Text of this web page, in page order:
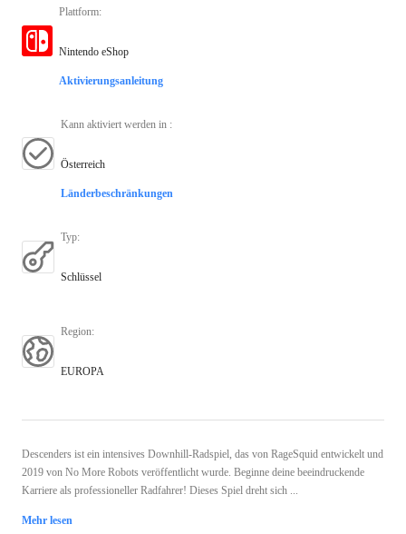
Plattform:
Nintendo eShop
Aktivierungsanleitung
Kann aktiviert werden in :
Österreich
Länderbeschränkungen
Typ:
Schlüssel
Region:
EUROPA
Descenders ist ein intensives Downhill-Radspiel, das von RageSquid entwickelt und
2019 von No More Robots veröffentlicht wurde. Beginne deine beeindruckende
Karriere als professioneller Radfahrer! Dieses Spiel dreht sich ...
Mehr lesen